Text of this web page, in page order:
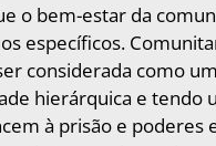
o bem-estar da
específicos.
considerada como
hierárquica e tendo
à prisão e poderes